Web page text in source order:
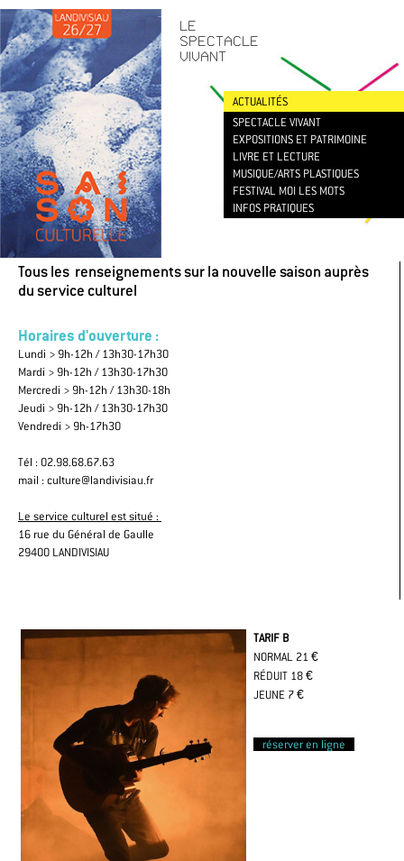
LE
SPECTACLE
VIVANT
ACTUALITÉS
SPECTACLE VIVANT
EXPOSITIONS ET PATRIMOINE
LIVRE ET LECTURE
MUSIQUE/ARTS PLASTIQUES
FESTIVAL MOI LES MOTS
INFOS PRATIQUES
Tous les renseignements sur la nouvelle saison auprès
du service culturel
Horaires d'ouverture :
Lundi > 9h-12h / 13h30-17h30
Mardi > 9h-12h / 13h30-17h30
Mercredi > 9h-12h / 13h30-18h
Jeudi > 9h-12h / 13h30-17h30
Vendredi > 9h-17h30
Tél : 02.98.68.67.63
mail : culture@landivisiau.fr
Le service culturel est situé :
16 rue du Général de Gaulle
29400 LANDIVISIAU
TARIF B
NORMAL 21 €
RÉDUIT 18 €
JEUNE 7 €
réserver en ligne